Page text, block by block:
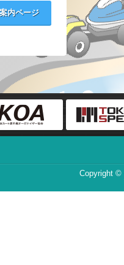
内ページ
Copyright ©